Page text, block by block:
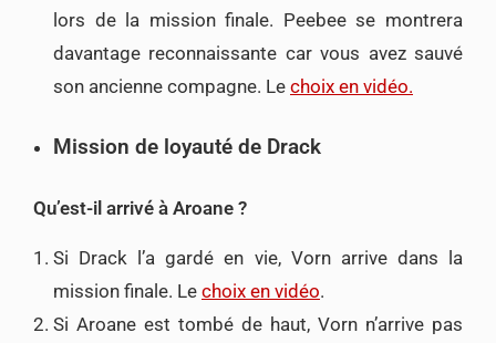
lors de la mission finale. Peebee se montrera
davantage reconnaissante car vous avez sauvé
son ancienne compagne. Le choix en vidéo.
Mission de loyauté de Drack
Qu’est-il arrivé à Aroane ?
Si Drack l’a gardé en vie, Vorn arrive dans la
mission finale. Le choix en vidéo.
Si Aroane est tombé de haut, Vorn n’arrive pas